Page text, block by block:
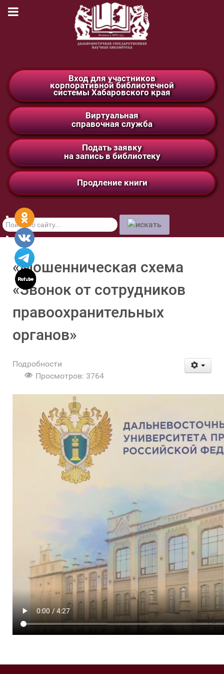
Вход для участников
корпоративной библиотечной
системы Хабаровского края
Виртуальная
справочная служба
Подать заявку
на запись в библиотеку
Продление книги
Поиск
по
сайту
«Мошенническая схема
«Звонок от сотрудников
правоохранительных
органов»
Подробности
Просмотров: 3764